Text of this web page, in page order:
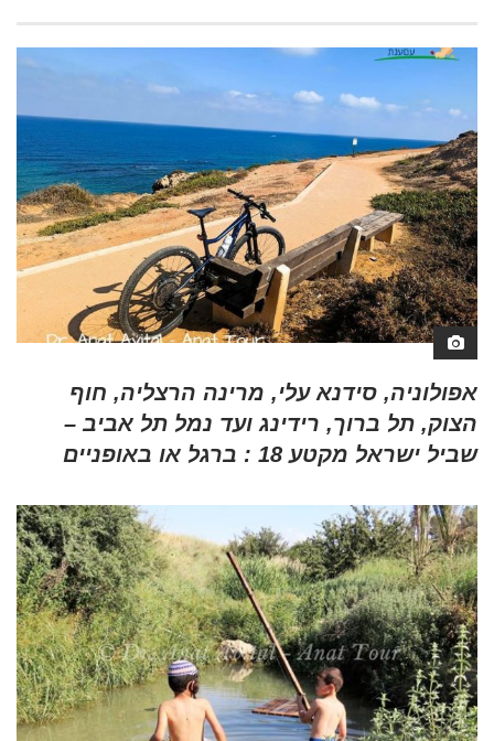
אפולוניה, סידנא עלי, מרינה הרצליה, חוף
הצוק, תל ברוך, רידינג ועד נמל תל אביב –
שביל ישראל מקטע 18 : ברגל או באופניים